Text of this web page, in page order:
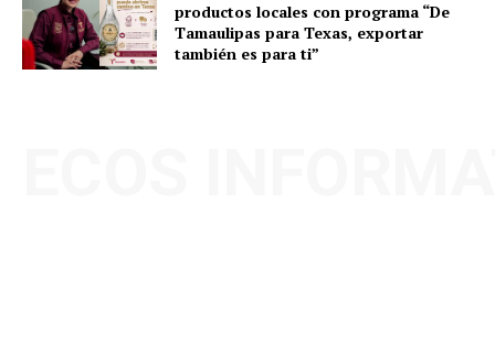
productos locales con programa “De
Tamaulipas para Texas, exportar
también es para ti”